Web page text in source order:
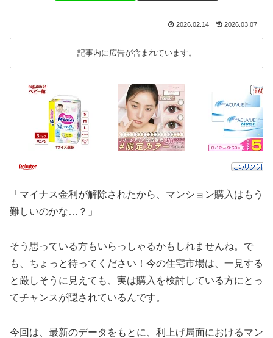
2026.02.14 2026.03.07
記事内に広告が含まれています。
「マイナス金利が解除されたから、マンション購入はもう
難しいのかな…？」
そう思っている方もいらっしゃるかもしれませんね。で
も、ちょっと待ってください！今の住宅市場は、一見する
と厳しそうに見えても、実は購入を検討している方にとっ
てチャンスが隠されているんです。
今回は、最新のデータをもとに、利上げ局面におけるマン